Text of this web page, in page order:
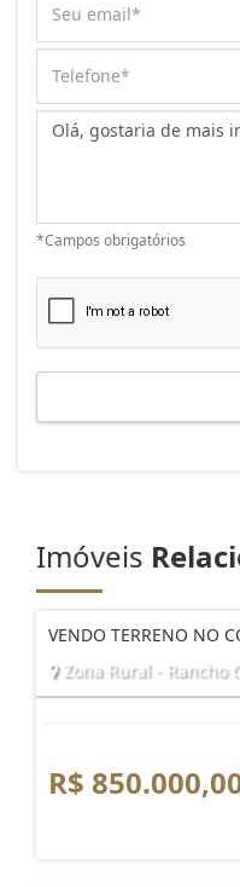
*Campos obrigatórios
Imóveis
VENDO TERRENO NO
Zona Rural - Rancho
R$